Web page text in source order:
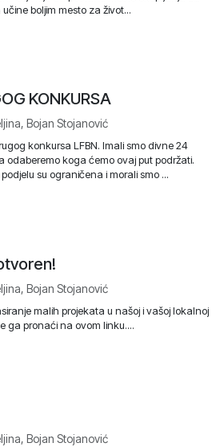
boljim mesto za život...
KONKURSA
Bojan Stojanović
konkursa LFBN. Imali smo divne 24
odaberemo koga ćemo ovaj put podržati.
su ograničena i morali smo ...
Bojan Stojanović
malih projekata u našoj i vašoj lokalnoj
ga pronaći na ovom linku....
Bojan Stojanović